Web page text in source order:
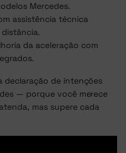
Mercedes.
assistência técnica
da aceleração com
declaração de intenções
— porque você merece
mas supere cada